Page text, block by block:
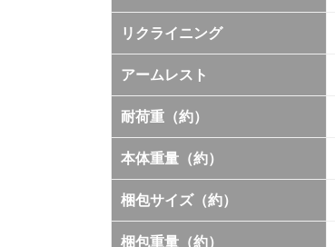
リクライニング
アームレスト
耐荷重（約）
本体重量（約）
梱包サイズ（約）
梱包重量（約）